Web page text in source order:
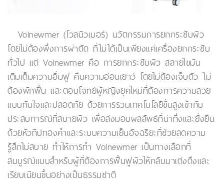
Volnewmer (โวลนิวเมอร์) นวัตกรรมการยกกระชับผิว
โดยไม่ต้องพึ่งการผ่าตัด ที่ไม่ได้เป็นเพียงแค่เครื่องยกกระชับ
ทั่วไป แต่ Volnewmer คือ การยกกระชับผิว สลายไขมัน
เติมเต็มความอิ่มฟู คืนความอ่อนเยาว์ โดยไม่ต้องเจ็บตัว ไม่
ต้องพักฟื้น และตอบโจทย์ผู้หญิงยุคใหม่ที่ต้องการความสวย
แบบทันใจและปลอดภัย ด้วยการรวมเทคโนโลยีขั้นสูงเข้ากับ
ประสบการณ์ที่สบายผิว เพื่อส่งมอบผลลัพธ์ที่น่าทึ่งและยั่งยืน
ด้วยหัวทิปทองคำและระบบความเย็นอัจฉริยะที่ช่วยลดความ
รู้สึกไม่สบาย ทำให้การทำ Volnewmer เป็นทางเลือกที่
สมบูรณ์แบบสำหรับผู้ที่ต้องการฟื้นฟูผิวให้กลับมาเต่งตึงและ
เรียบเนียนขึ้นอย่างเป็นธรรมชาติ